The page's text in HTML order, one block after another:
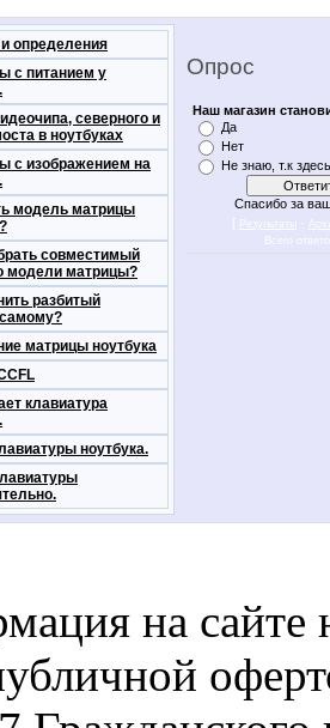
определения
с питанием у
северного и
в ноутбуках
с изображением на
модель матрицы
совместимый
модели матрицы?
разбитый
матрицы ноутбука
клавиатура
ноутбука.
Опрос
Наш магазин
Да
Нет
Не знаю, т.к
Спасибо за
на сайте